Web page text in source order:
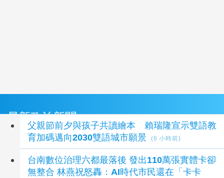
最新政治新聞
父親節前夕與孩子共讀繪本 賴瑞隆宣示雙語教
育加碼邁向2030雙語城市願景
(6 小時前)
台南數位治理六都最落後 發出110萬張實體卡卻
無整合 林燕祝怒轟：AI時代市民還在「卡卡